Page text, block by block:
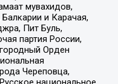
мувахидов,
и Карачая,
Пит Буль,
партия России,
Орден
Череповца,